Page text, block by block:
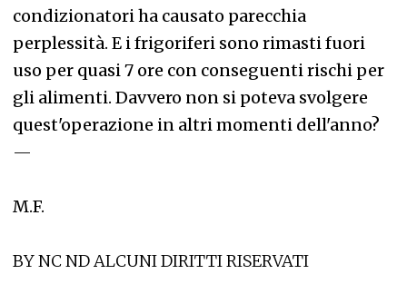
condizionatori ha causato parecchia
perplessità. E i frigoriferi sono rimasti fuori
uso per quasi 7 ore con conseguenti rischi per
gli alimenti. Davvero non si poteva svolgere
quest'operazione in altri momenti dell'anno?
—
M.F.
BY NC ND ALCUNI DIRITTI RISERVATI